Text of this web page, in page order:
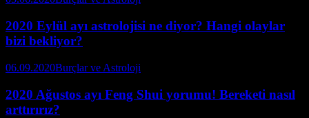
2020 Eylül ayı astrolojisi ne diyor? Hangi olaylar
bizi bekliyor?
06.09.2020Burçlar ve Astroloji
2020 Ağustos ayı Feng Shui yorumu! Bereketi nasıl
arttırırız?